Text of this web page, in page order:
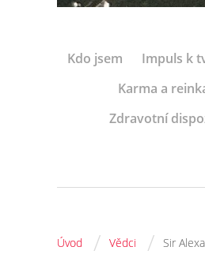
Kdo jsem Impuls k
Karma a
Zdravotní
Úvod / Vědci / Sir